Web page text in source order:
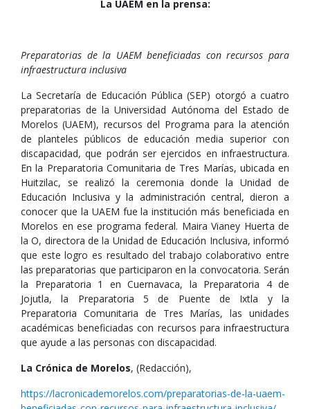
La UAEM en la prensa:
Preparatorias de la UAEM beneficiadas con recursos para
infraestructura inclusiva
La Secretaría de Educación Pública (SEP) otorgó a cuatro
preparatorias de la Universidad Autónoma del Estado de
Morelos (UAEM), recursos del Programa para la atención
de planteles públicos de educación media superior con
discapacidad, que podrán ser ejercidos en infraestructura.
En la Preparatoria Comunitaria de Tres Marías, ubicada en
Huitzilac, se realizó la ceremonia donde la Unidad de
Educación Inclusiva y la administración central, dieron a
conocer que la UAEM fue la institución más beneficiada en
Morelos en ese programa federal. Maira Vianey Huerta de
la O, directora de la Unidad de Educación Inclusiva, informó
que este logro es resultado del trabajo colaborativo entre
las preparatorias que participaron en la convocatoria. Serán
la Preparatoria 1 en Cuernavaca, la Preparatoria 4 de
Jojutla, la Preparatoria 5 de Puente de Ixtla y la
Preparatoria Comunitaria de Tres Marías, las unidades
académicas beneficiadas con recursos para infraestructura
que ayude a las personas con discapacidad.
La Crónica de Morelos, (Redacción),
https://lacronicademorelos.com/preparatorias-de-la-uaem-